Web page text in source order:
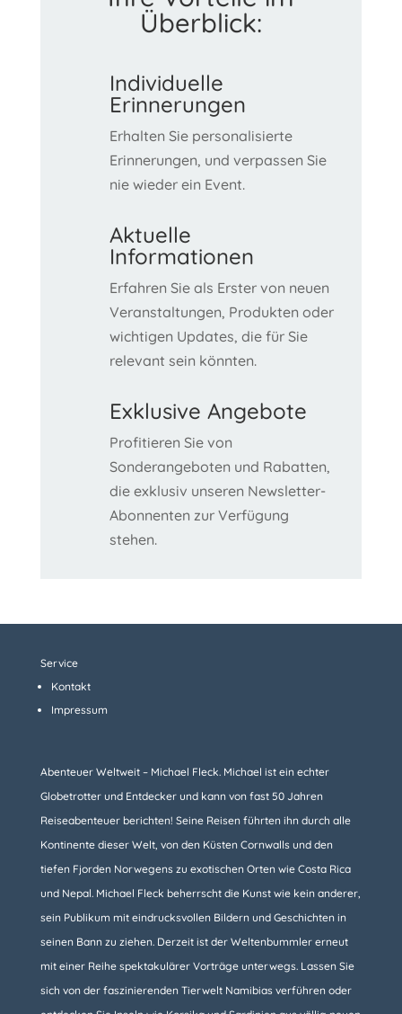
Überblick:
Individuelle
Erinnerungen
Erhalten Sie personalisierte
Erinnerungen, und verpassen Sie
nie wieder ein Event.
Aktuelle
Informationen
Erfahren Sie als Erster von neuen
Veranstaltungen, Produkten oder
wichtigen Updates, die für Sie
relevant sein könnten.
Exklusive Angebote
Profitieren Sie von
Sonderangeboten und Rabatten,
die exklusiv unseren Newsletter-
Abonnenten zur Verfügung
stehen.
Service
Kontakt
Impressum
Abenteuer Weltweit – Michael Fleck. Michael ist ein echter
Globetrotter und Entdecker und kann von fast 50 Jahren
Reiseabenteuer berichten! Seine Reisen führten ihn durch alle
Kontinente dieser Welt, von den Küsten Cornwalls und den
tiefen Fjorden Norwegens zu exotischen Orten wie Costa Rica
und Nepal. Michael Fleck beherrscht die Kunst wie kein anderer,
sein Publikum mit eindrucksvollen Bildern und Geschichten in
seinen Bann zu ziehen. Derzeit ist der Weltenbummler erneut
mit einer Reihe spektakulärer Vorträge unterwegs. Lassen Sie
sich von der faszinierenden Tierwelt Namibias verführen oder